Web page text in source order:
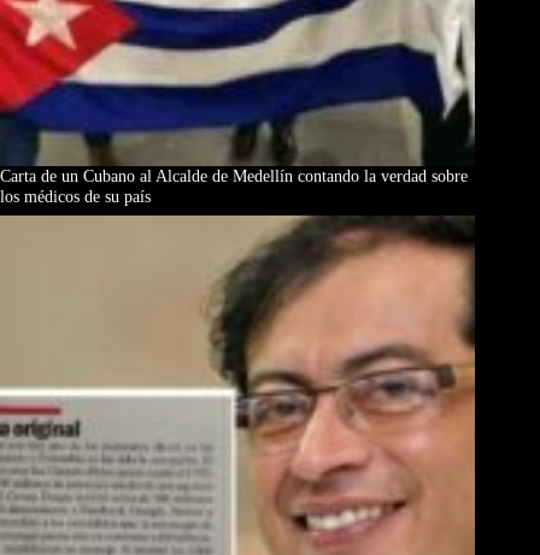
Carta de un Cubano al Alcalde de Medellín contando la verdad sobre
los médicos de su país